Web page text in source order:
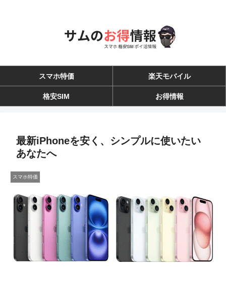
スマホ特価 楽天モバイル
格安SIM お得情報
最新iPhoneを安く、シンプルに使いたい
あなたへ
スマホ特価